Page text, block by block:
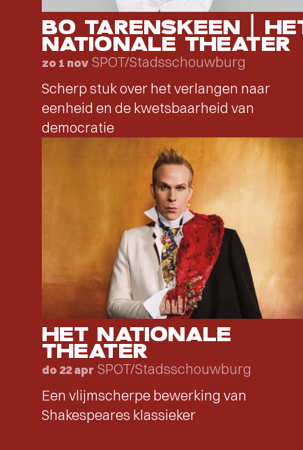
BO TARENSKEEN |
NATIONALE THEATER
zo 1 nov SPOT/Stadsschouwburg
Scherp stuk over het verlangen naar
eenheid en de kwetsbaarheid van
democratie
HET NATIONALE
THEATER
do 22 apr SPOT/Stadsschouwburg
Een vlijmscherpe bewerking van
Shakespeares klassieker